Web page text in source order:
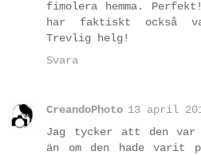
fimolera hemma.
har faktiskt
Trevlig helg!
Svara
CreandoPhoto 13 april
Jag tycker att den
än om den hade varit